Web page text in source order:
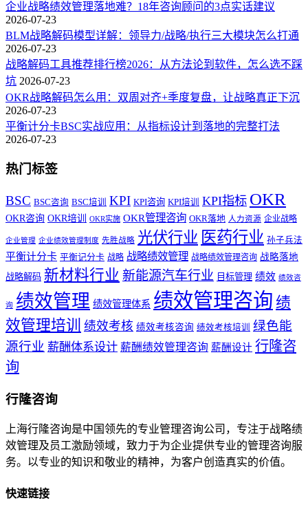
企业战略绩效管理落地难？18年咨询顾问的3点实话建议
2026-07-23
BLM战略解码模型详解：领导力/战略/执行三大模块怎么打通
2026-07-23
战略解码工具推荐排行榜2026：从方法论到软件，怎么选不踩
坑 2026-07-23
OKR战略解码怎么用：双周对齐+季度复盘，让战略真正下沉
2026-07-23
平衡计分卡BSC实战应用：从指标设计到落地的完整打法
2026-07-23
热门标签
BSC BSC咨询 BSC培训 KPI KPI咨询 KPI培训 KPI指标 OKR
OKR咨询 OKR培训 OKR实施 OKR管理咨询 OKR落地 人力资源 企业战略
企业管理 企业绩效管理制度 先胜战略 光伏行业 医药行业 孙子兵法
平衡计分卡 平衡记分卡 战略 战略绩效管理 战略绩效管理咨询 战略落地
战略解码 新材料行业 新能源汽车行业 目标管理 绩效 绩效咨
询 绩效管理 绩效管理体系 绩效管理咨询 绩
效管理培训 绩效考核 绩效考核咨询 绩效考核培训
绿色能
源行业 薪酬体系设计 薪酬绩效管理咨询 薪酬设计 行隆咨
询
行隆咨询
上海行隆咨询是中国领先的专业管理咨询公司，专注于战略绩
效管理及员工激励领域，致力于为企业提供专业的管理咨询服
务。以专业的知识和敬业的精神，为客户创造真实的价值。
快速链接